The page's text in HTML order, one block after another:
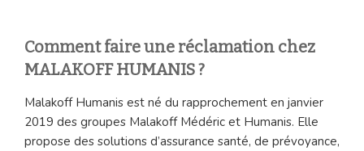
Comment faire une réclamation chez
MALAKOFF HUMANIS ?
Malakoff Humanis est né du rapprochement en janvier
2019 des groupes Malakoff Médéric et Humanis. Elle
propose des solutions d’assurance santé, de prévoyance,